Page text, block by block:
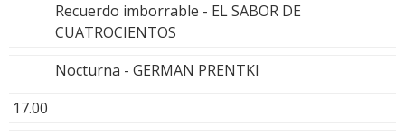
Recuerdo imborrable - EL SABOR DE
CUATROCIENTOS
Nocturna - GERMAN PRENTKI
17.00